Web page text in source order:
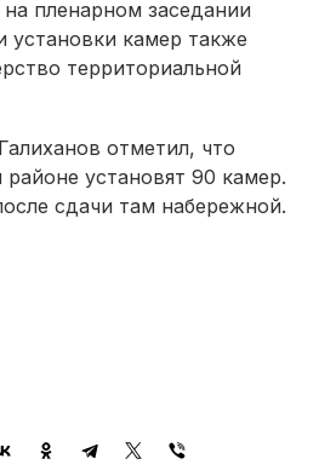
пленарном заседании
камер также
территориальной
отметил, что
установят 90 камер.
сдачи там набережной.